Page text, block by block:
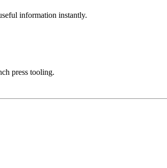
information instantly.
press tooling.